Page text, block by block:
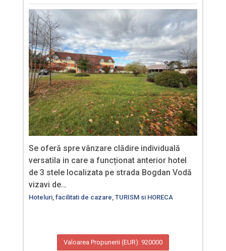
Se oferă spre vânzare clădire individuală
versatila in care a funcționat anterior hotel
de 3 stele localizata pe strada Bogdan Vodă
vizavi de…
Hoteluri, facilitati de cazare, TURISM si HORECA
Valoarea Propunerii (EUR): 920000